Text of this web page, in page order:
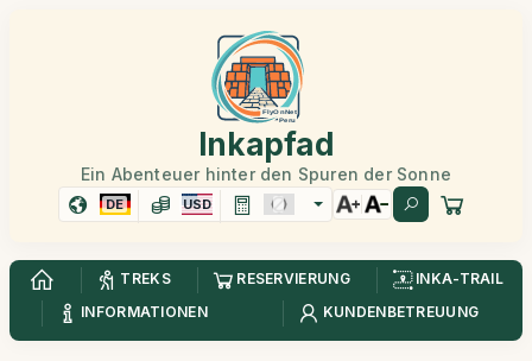
Inkapfad
Ein Abenteuer hinter den Spuren der Sonne
DE USD
TREKS RESERVIERUNG
INKA-TRAIL
INFORMATIONEN
KUNDENBETREUUNG